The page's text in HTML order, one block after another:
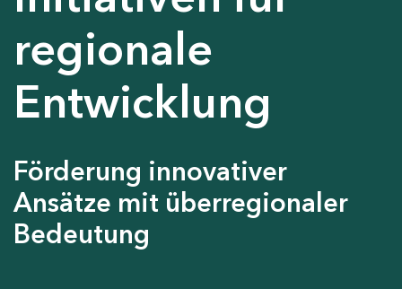
regionale
Entwicklung
Förderung innovativer
Ansätze mit überregionaler
Bedeutung